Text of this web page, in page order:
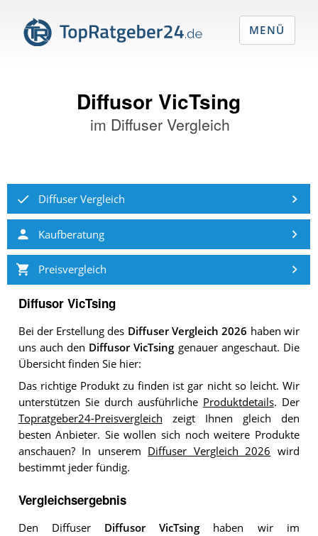
Diffusor VicTsing
im Diffuser Vergleich
Diffuser Vergleich
Kaufberatung
Preisvergleich
Diffusor VicTsing
Bei der Erstellung des Diffuser Vergleich 2026 haben wir
uns auch den Diffusor VicTsing genauer angeschaut. Die
Übersicht finden Sie hier:
Das richtige Produkt zu finden ist gar nicht so leicht. Wir
unterstützen Sie durch ausführliche Produktdetails. Der
Topratgeber24-Preisvergleich zeigt Ihnen gleich den
besten Anbieter. Sie wollen sich noch weitere Produkte
anschauen? In unserem Diffuser Vergleich 2026 wird
bestimmt jeder fündig.
Vergleichsergebnis
Den Diffuser Diffusor VicTsing haben wir im
MENÜ